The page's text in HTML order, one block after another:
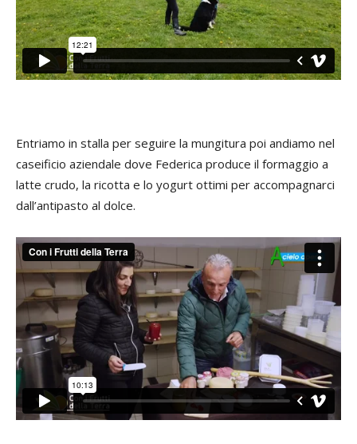
Entriamo in stalla per seguire la mungitura poi andiamo nel
caseificio aziendale dove Federica produce il formaggio a
latte crudo, la ricotta e lo yogurt ottimi per accompagnarci
dall’antipasto al dolce.